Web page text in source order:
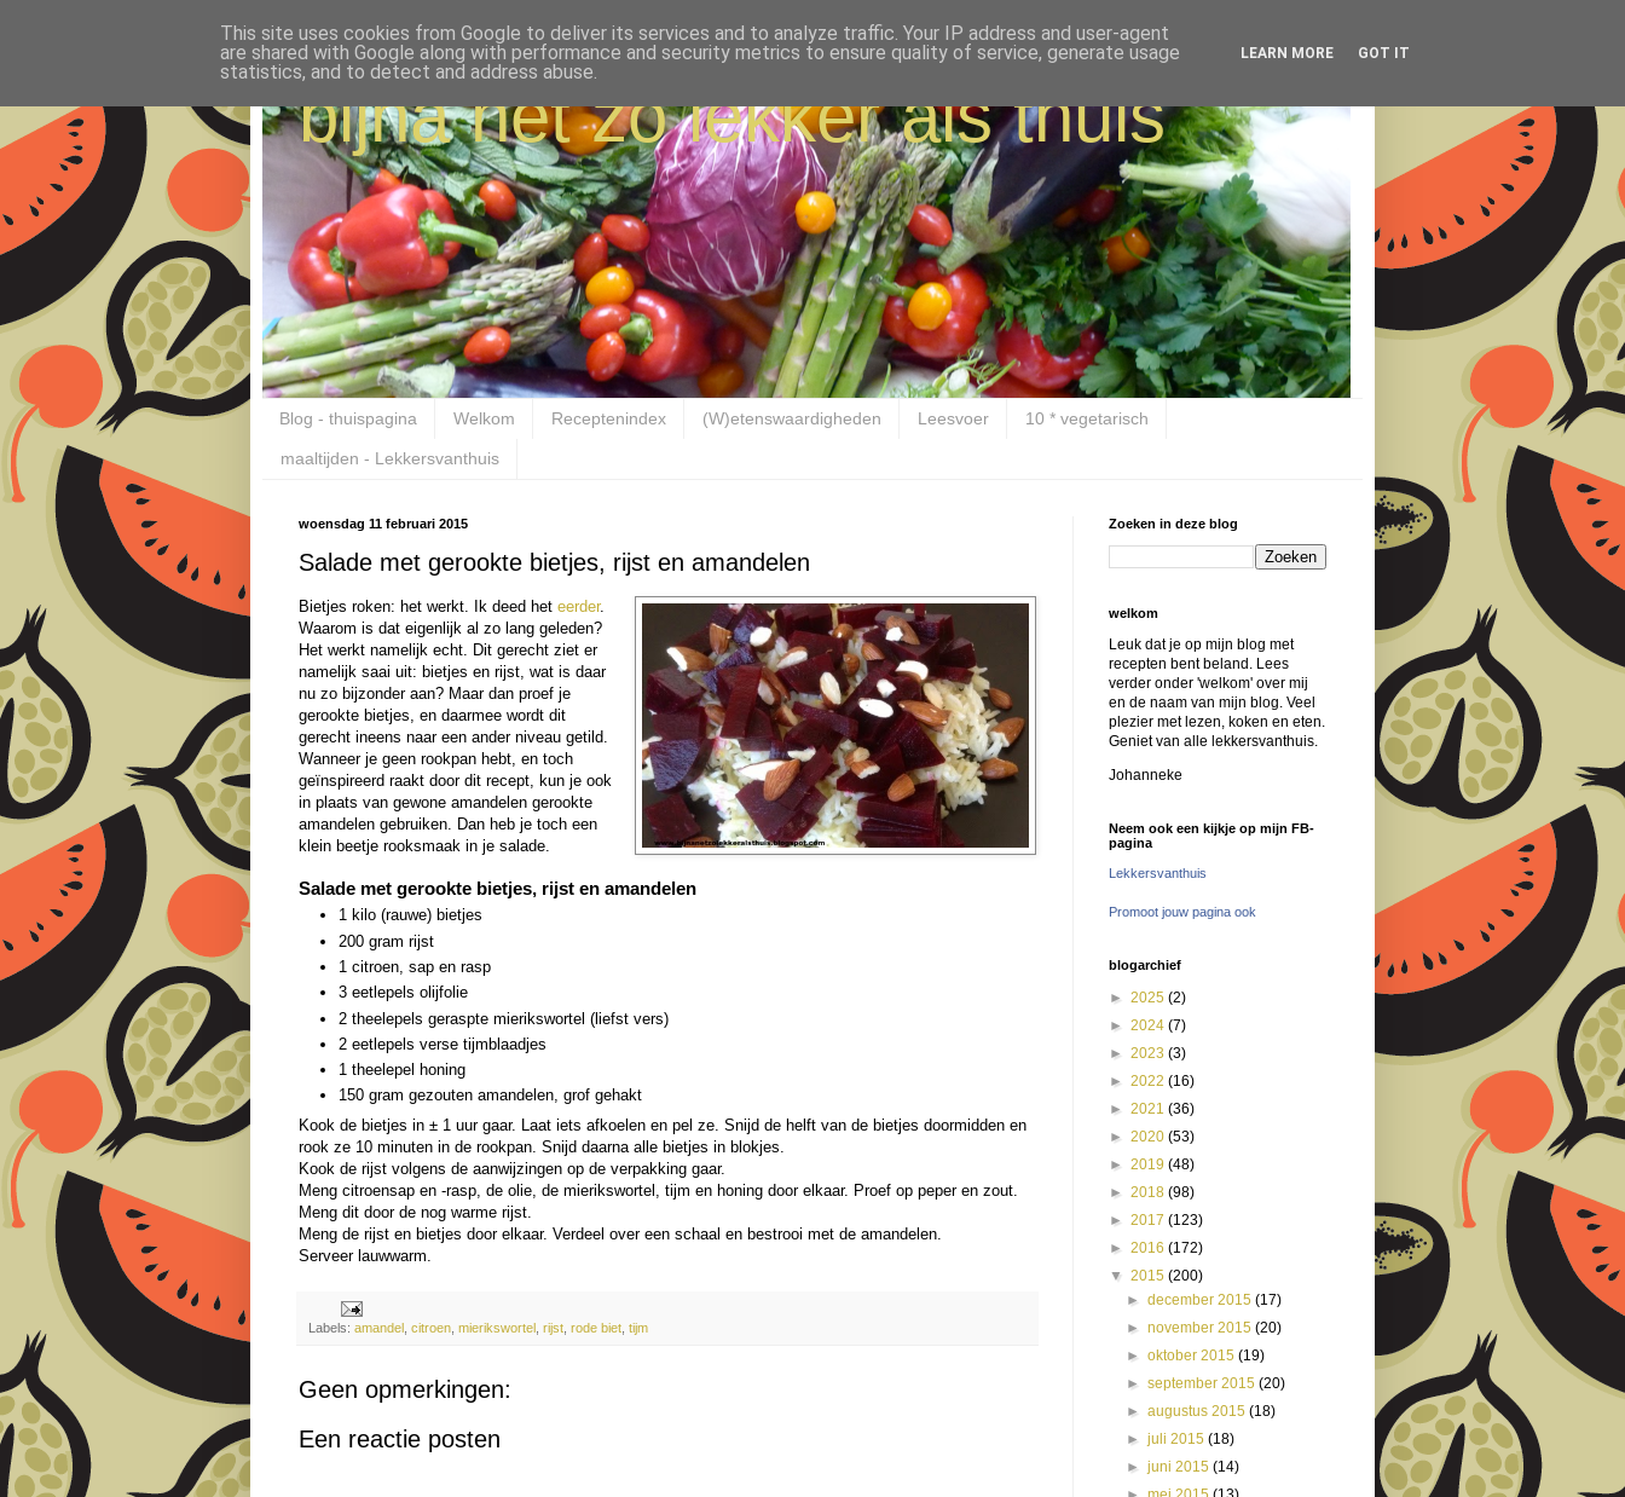
bijna net zo lekker als thuis
Blog - thuispagina Welkom Receptenindex (W)etenswaardigheden Leesvoer 10 * vegetarisch
maaltijden - Lekkersvanthuis
woensdag 11 februari 2015
Salade met gerookte bietjes, rijst en amandelen
Bietjes roken: het werkt. Ik deed het eerder.
Waarom is dat eigenlijk al zo lang geleden?
Het werkt namelijk echt. Dit gerecht ziet er
namelijk saai uit: bietjes en rijst, wat is daar
nu zo bijzonder aan? Maar dan proef je
gerookte bietjes, en daarmee wordt dit
gerecht ineens naar een ander niveau getild.
Wanneer je geen rookpan hebt, en toch
geïnspireerd raakt door dit recept, kun je ook
in plaats van gewone amandelen gerookte
amandelen gebruiken. Dan heb je toch een
klein beetje rooksmaak in je salade.
Salade met gerookte bietjes, rijst en amandelen
1 kilo (rauwe) bietjes
200 gram rijst
1 citroen, sap en rasp
3 eetlepels olijfolie
2 theelepels geraspte mierikswortel (liefst vers)
2 eetlepels verse tijmblaadjes
1 theelepel honing
150 gram gezouten amandelen, grof gehakt
Kook de bietjes in ± 1 uur gaar. Laat iets afkoelen en pel ze. Snijd de helft van de bietjes doormidden en
rook ze 10 minuten in de rookpan. Snijd daarna alle bietjes in blokjes.
Kook de rijst volgens de aanwijzingen op de verpakking gaar.
Meng citroensap en -rasp, de olie, de mierikswortel, tijm en honing door elkaar. Proef op peper en zout.
Meng dit door de nog warme rijst.
Meng de rijst en bietjes door elkaar. Verdeel over een schaal en bestrooi met de amandelen.
Serveer lauwwarm.
Labels: amandel citroen mierikswortel rijst rode biet tijm
Geen opmerkingen:
Een reactie posten
Zoeken in deze blog
welkom
Leuk dat je op mijn blog met
recepten bent beland. Lees
verder onder 'welkom' over mij
en de naam van mijn blog. Veel
plezier met lezen, koken en eten.
Geniet van alle lekkersvanthuis.
Johanneke
Neem ook een kijkje op mijn FB-
pagina
Lekkersvanthuis
Promoot jouw pagina ook
blogarchief
► 2025 (2)
► 2024 (7)
► 2023 (3)
► 2022 (16)
► 2021 (36)
► 2020 (53)
► 2019 (48)
► 2018 (98)
► 2017 (123)
► 2016 (172)
▼ 2015 (200)
►december 2015(17)
►november 2015(20)
►oktober 2015(19)
►september 2015(20)
►augustus 2015(18)
►juli 2015(18)
►juni 2015(14)
This site uses cookies from Google to deliver its services and to analyze traffic. Your IP address and user-agent
are shared with Google along with performance and security metrics to ensure quality of service, generate usage
statistics, and to detect and address abuse.
LEARN MORE GOT IT